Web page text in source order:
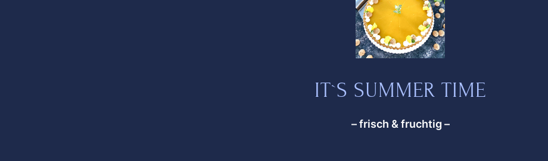
IT`S SUMMER TIME
– frisch & fruchtig –